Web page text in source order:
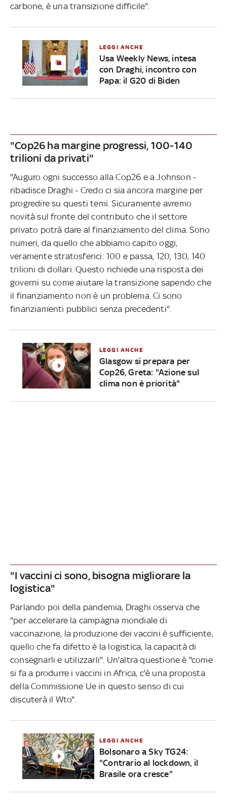
carbone, è una transizione difficile".
LEGGI ANCHE
Usa Weekly News, intesa
con Draghi, incontro con
Papa: il G20 di Biden
"Cop26 ha margine progressi, 100-140
trilioni da privati"
"Auguro ogni successo alla Cop26 e a Johnson -
ribadisce Draghi - Credo ci sia ancora margine per
progredire su questi temi. Sicuramente avremo
novità sul fronte del contributo che il settore
privato potrà dare al finanziamento del clima. Sono
numeri, da quello che abbiamo capito oggi,
veramente stratosferici: 100 e passa, 120, 130, 140
trilioni di dollari. Questo richiede una risposta dei
governi su come aiutare la transizione sapendo che
il finanziamento non è un problema. Ci sono
finanziamenti pubblici senza precedenti".
LEGGI ANCHE
Glasgow si prepara per
Cop26, Greta: "Azione sul
clima non è priorità"
"I vaccini ci sono, bisogna migliorare la
logistica"
Parlando poi della pandemia, Draghi osserva che
"per accelerare la campagna mondiale di
vaccinazione, la produzione dei vaccini è sufficiente,
quello che fa difetto è la logistica, la capacità di
consegnarli e utilizzarli". Un'altra questione è "come
si fa a produrre i vaccini in Africa, c'è una proposta
della Commissione Ue in questo senso di cui
discuterà il Wto".
LEGGI ANCHE
Bolsonaro a Sky TG24:
"Contrario al lockdown, il
Brasile ora cresce"